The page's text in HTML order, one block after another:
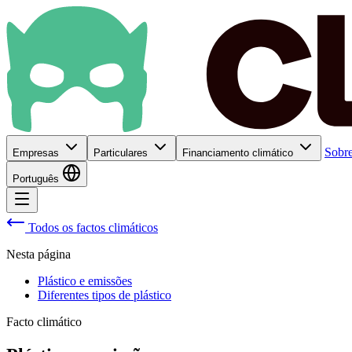
Empresas Particulares Financiamento climático
Português
Todos os factos climáticos
Nesta página
Plástico e emissões
Diferentes tipos de plástico
Facto climático